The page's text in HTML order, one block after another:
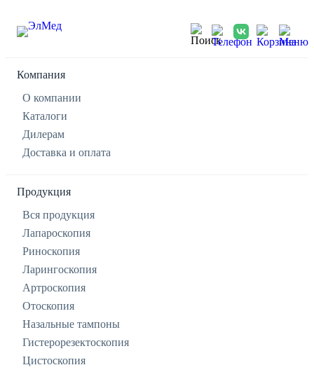
Компания
О компании
Каталоги
Дилерам
Доставка и оплата
Продукция
Вся продукция
Лапароскопия
Риноскопия
Ларингоскопия
Артроскопия
Отоскопия
Назальные тампоны
Гистерорезектоскопия
Цистоскопия